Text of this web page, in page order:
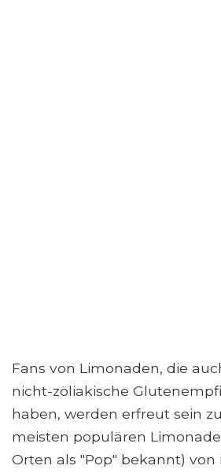
Fans von Limonaden, die
nicht-zöliakische
haben, werden erfreut sein
meisten populären
Orten als "Pop" bekannt) von